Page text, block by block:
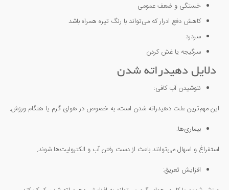
خستگی و ضعف عمومی
کاهش دفع ادرار که می‌تواند با رنگ تیره همراه باشد
سردرد
سرگیجه یا غش کردن
دلایل دهیدراته شدن
ننوشیدن آب کافی:
این مهم‌ترین علت دهیدراته شدن است، به خصوص در هوای گرم یا هنگام ورزش.
بیماری‌ها:
استفراغ و اسهال می‌توانند باعث از دست رفتن آب و الکترولیت‌ها شوند.
افزایش تعریق: